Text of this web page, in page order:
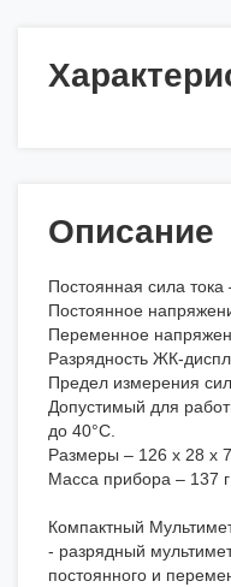
Описание
Постоянная сила тока
Постоянное
Переменное
Разрядность ЖК-
Предел измерения
Допустимый для
до 40°С.
Размеры – 126 х 28 х
Масса прибора – 137 г
Компактный
- разрядный
постоянного и